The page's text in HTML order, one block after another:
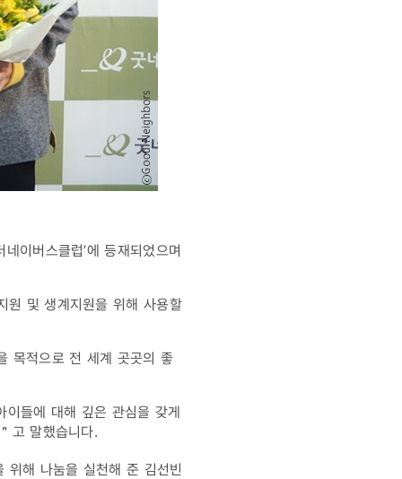
이버스클럽’에 등재되었으며
원 및 생계지원을 위해 사용할
목적으로 전 세계 곳곳의 좋
들에 대해 깊은 관심을 갖게
고 말했습니다.
위해 나눔을 실천해 준 김선빈